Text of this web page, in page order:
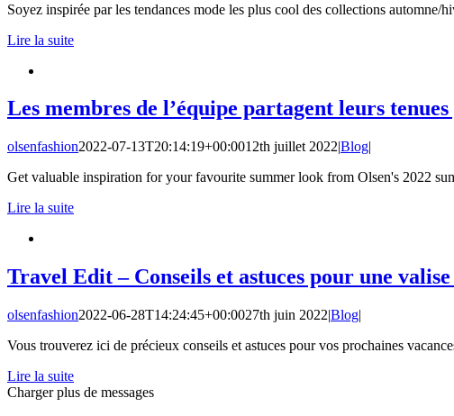
Soyez inspirée par les tendances mode les plus cool des collections automne/
Lire la suite
Les membres de l’équipe partagent leurs
olsenfashion2022-07-13T20:14:19+00:0012th juillet 2022|Blog|
Get valuable inspiration for your favourite summer look from Olsen's 2022
Lire la suite
Travel Edit – Conseils et astuces pour une
olsenfashion2022-06-28T14:24:45+00:0027th juin 2022|Blog|
Vous trouverez ici de précieux conseils et astuces pour vos prochaines
Lire la suite
Charger plus de messages